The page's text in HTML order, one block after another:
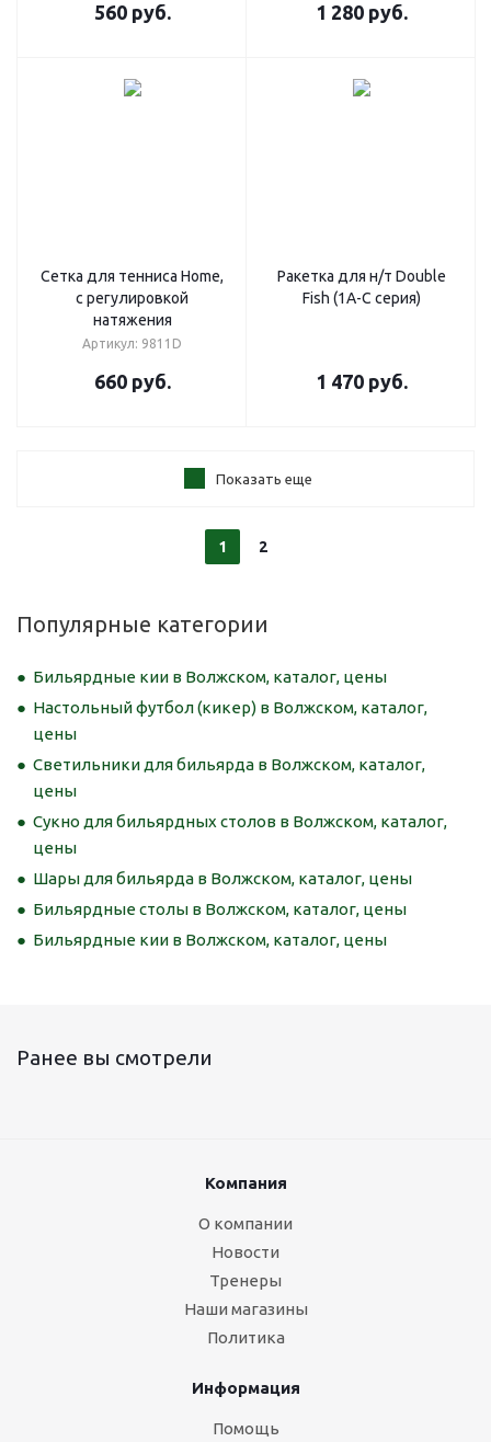
560руб. 1 280руб.
Cетка для тенниса Home,
с регулировкой
натяжения
Артикул: 9811D
660руб.
Ракетка для н/т Double
Fish (1А-С серия)
1 470руб.
Показать еще
1 2
Популярные категории
Бильярдные кии в Волжском, каталог, цены
Настольный футбол (кикер) в Волжском, каталог,
цены
Светильники для бильярда в Волжском, каталог,
цены
Сукно для бильярдных столов в Волжском, каталог,
цены
Шары для бильярда в Волжском, каталог, цены
Бильярдные столы в Волжском, каталог, цены
Бильярдные кии в Волжском, каталог, цены
Ранее вы смотрели
Компания
О компании
Новости
Тренеры
Наши магазины
Политика
Информация
Помощь